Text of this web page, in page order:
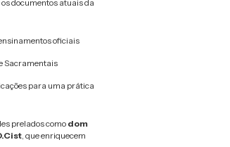
documentos atuais da
oficiais
Sacramentais
para uma prática
prelados como dom
, que enriquecem